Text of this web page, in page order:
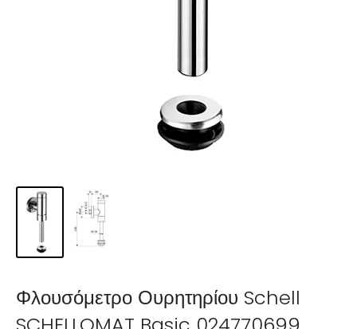
Φλουσόμετρο Ουρητηρίου Schell